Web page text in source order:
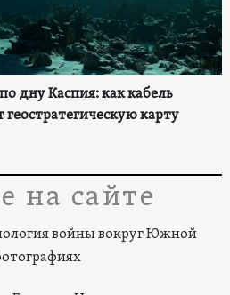
дну Каспия: как кабель
карту
на сайте
войны вокруг Южной